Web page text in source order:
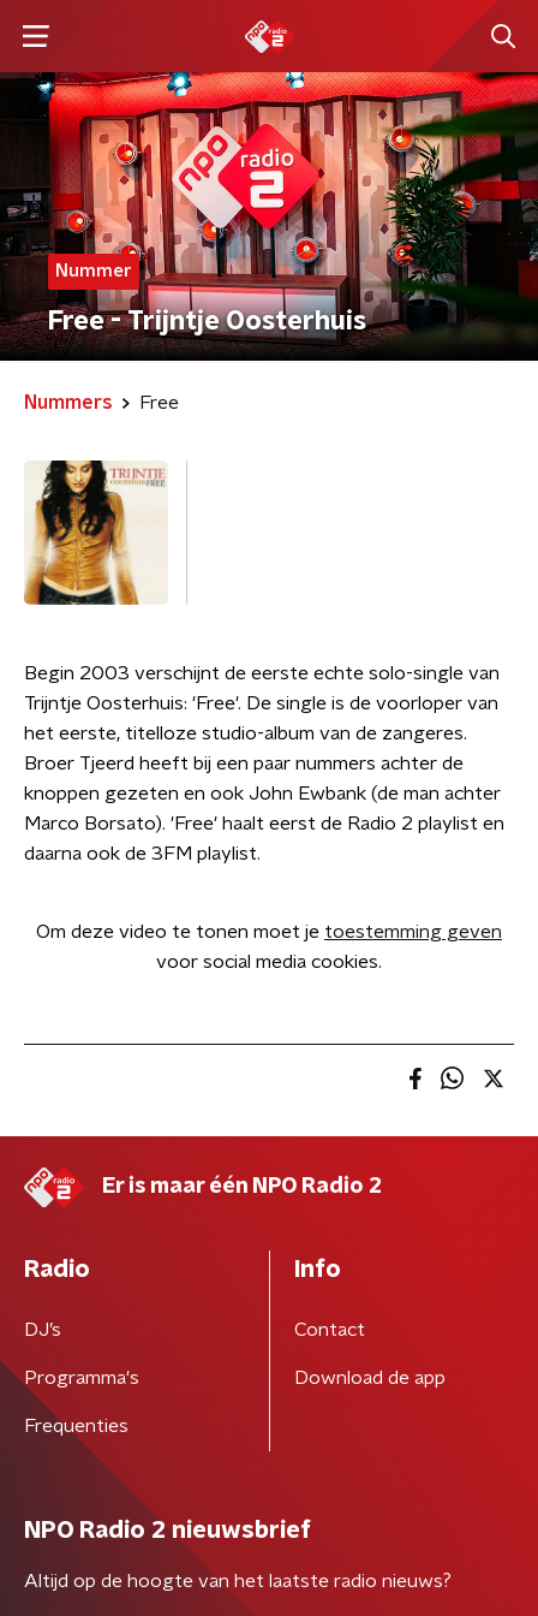
Nummer
Free - Trijntje Oosterhuis
Nummers Free
Begin 2003 verschijnt de eerste echte solo-single van
Trijntje Oosterhuis: 'Free'. De single is de voorloper van
het eerste, titelloze studio-album van de zangeres.
Broer Tjeerd heeft bij een paar nummers achter de
knoppen gezeten en ook John Ewbank (de man achter
Marco Borsato). 'Free' haalt eerst de Radio 2 playlist en
daarna ook de 3FM playlist.
Om deze video te tonen moet je toestemming geven
voor social media cookies.
Er is maar één NPO Radio 2
Radio
DJ’s
Programma's
Frequenties
Info
Contact
Download de app
NPO Radio 2 nieuwsbrief
Altijd op de hoogte van het laatste radio nieuws?